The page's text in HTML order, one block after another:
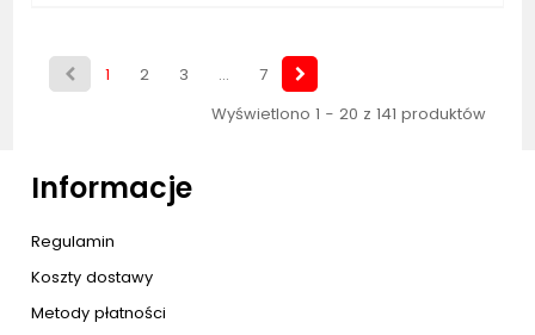
1 2 3 ...
7
Wyświetlono 1 - 20 z 141 produktów
Informacje
Regulamin
Koszty dostawy
Metody płatności